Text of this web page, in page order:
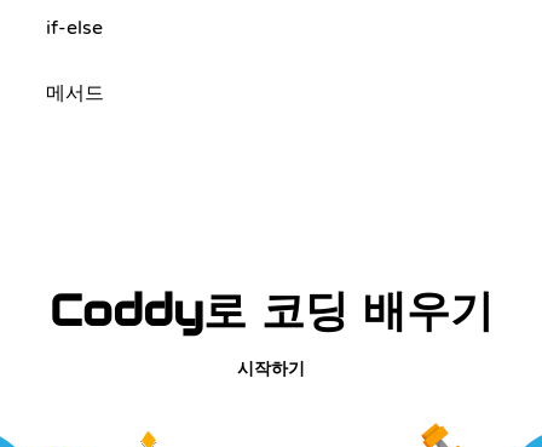
if-else
메서드
Coddy로 코딩 배우기
시작하기